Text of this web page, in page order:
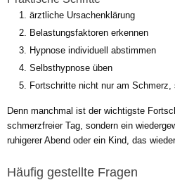
ärztliche Ursachenklärung
Belastungsfaktoren erkennen
Hypnose individuell abstimmen
Selbsthypnose üben
Fortschritte nicht nur am
Denn manchmal ist der wichtigste
schmerzfreier Tag, sondern ein
ruhigerer Abend oder ein Kind, das
Häufig gestellte Fragen